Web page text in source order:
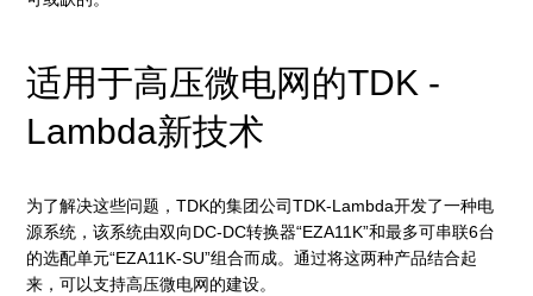
适用于高压微电网的TDK -
Lambda新技术
为了解决这些问题，TDK的集团公司TDK-Lambda开发了一种电
源系统，该系统由双向DC-DC转换器“EZA11K”和最多可串联6台
的选配单元“EZA11K-SU”组合而成。通过将这两种产品结合起
来，可以支持高压微电网的建设。